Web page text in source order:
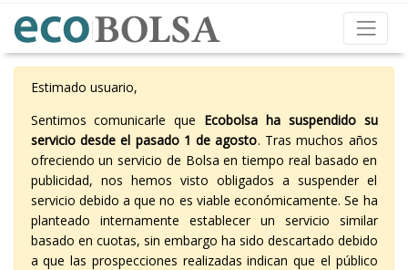
Estimado usuario,
Sentimos comunicarle que Ecobolsa ha suspendido su
servicio desde el pasado 1 de agosto. Tras muchos años
ofreciendo un servicio de Bolsa en tiempo real basado en
publicidad, nos hemos visto obligados a suspender el
servicio debido a que no es viable económicamente. Se ha
planteado internamente establecer un servicio similar
basado en cuotas, sin embargo ha sido descartado debido
a que las prospecciones realizadas indican que el público